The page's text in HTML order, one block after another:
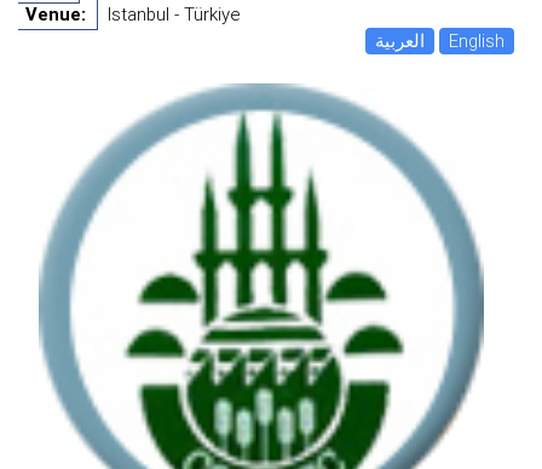
Venue:
Istanbul - Türkiye
العربية
English